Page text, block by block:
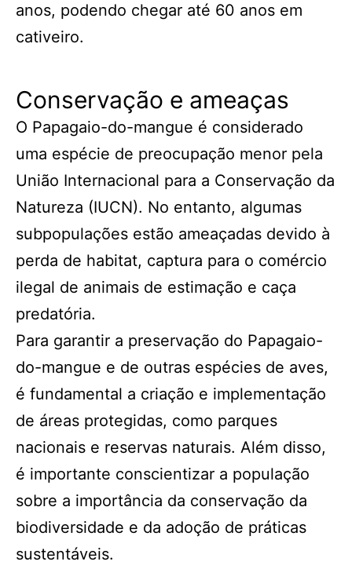
anos, podendo chegar até 60 anos em
cativeiro.
Conservação e ameaças
O Papagaio-do-mangue é considerado
uma espécie de preocupação menor pela
União Internacional para a Conservação da
Natureza (IUCN). No entanto, algumas
subpopulações estão ameaçadas devido à
perda de habitat, captura para o comércio
ilegal de animais de estimação e caça
predatória.
Para garantir a preservação do Papagaio-
do-mangue e de outras espécies de aves,
é fundamental a criação e implementação
de áreas protegidas, como parques
nacionais e reservas naturais. Além disso,
é importante conscientizar a população
sobre a importância da conservação da
biodiversidade e da adoção de práticas
sustentáveis.